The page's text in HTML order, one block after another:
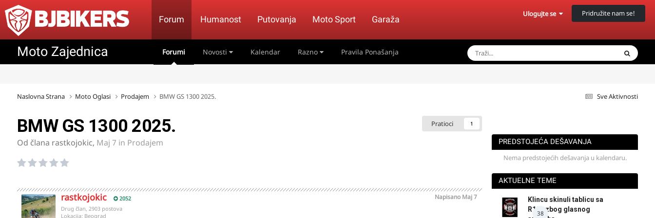
Forum Humanost Putovanja Moto Sport Garaža
Ulogujte se Pridružite nam se!
Moto Zajednica Forumi Novosti Kalendar Razno Pravila Ponašanja
Sve Aktivnosti
Naslovna Strana Moto Oglasi Prodajem BMW GS 1300 2025.
Pratioci 1
BMW GS 1300 2025.
Od člana rastkojokic, Maj 7 in Prodajem
rastkojokic 2052 Napisano Maj 7
Drug član, 2903 postova
Lokacija: Beograd
PREDSTOJEĆA DEŠAVANJA
Nema predstojećih dešavanja u kalendaru.
AKTUELNE TEME
38
Klincu skinuli tablicu sa
R125 zbog glasnog